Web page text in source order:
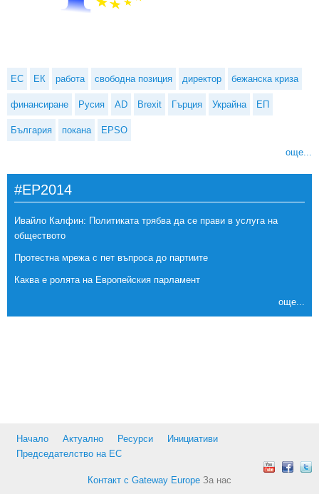
ЕС ЕК работа свободна позиция директор бежанска криза
финансиране Русия AD Brexit Гърция Украйна ЕП
България покана EPSO
още...
#EP2014
Ивайло Калфин: Политиката трябва да се прави в услуга на
обществото
Протестна мрежа с пет въпроса до партиите
Каква е ролята на Европейския парламент
още...
Начало Актуално Ресурси
Инициативи
Председателство на ЕС
Контакт с Gateway Europe За нас